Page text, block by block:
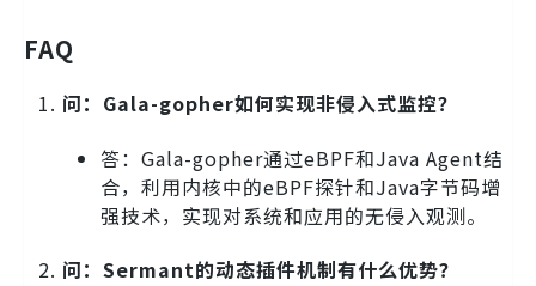
FAQ
问：Gala-gopher如何实现非侵入式监控？
答：Gala-gopher通过eBPF和Java Agent结
合，利用内核中的eBPF探针和Java字节码增
强技术，实现对系统和应用的无侵入观测。
问：Sermant的动态插件机制有什么优势？